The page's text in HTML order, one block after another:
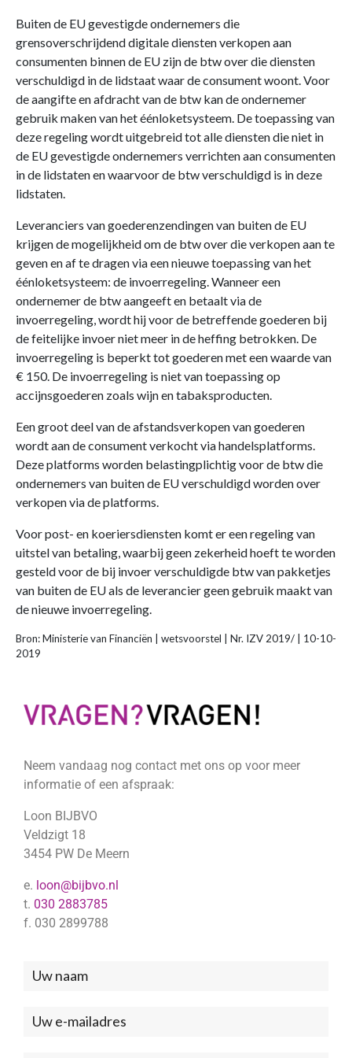
Buiten de EU gevestigde ondernemers die
grensoverschrijdend digitale diensten verkopen aan
consumenten binnen de EU zijn de btw over die diensten
verschuldigd in de lidstaat waar de consument woont. Voor
de aangifte en afdracht van de btw kan de ondernemer
gebruik maken van het éénloketsysteem. De toepassing van
deze regeling wordt uitgebreid tot alle diensten die niet in
de EU gevestigde ondernemers verrichten aan consumenten
in de lidstaten en waarvoor de btw verschuldigd is in deze
lidstaten.
Leveranciers van goederenzendingen van buiten de EU
krijgen de mogelijkheid om de btw over die verkopen aan te
geven en af te dragen via een nieuwe toepassing van het
éénloketsysteem: de invoerregeling. Wanneer een
ondernemer de btw aangeeft en betaalt via de
invoerregeling, wordt hij voor de betreffende goederen bij
de feitelijke invoer niet meer in de heffing betrokken. De
invoerregeling is beperkt tot goederen met een waarde van
€ 150. De invoerregeling is niet van toepassing op
accijnsgoederen zoals wijn en tabaksproducten.
Een groot deel van de afstandsverkopen van goederen
wordt aan de consument verkocht via handelsplatforms.
Deze platforms worden belastingplichtig voor de btw die
ondernemers van buiten de EU verschuldigd worden over
verkopen via de platforms.
Voor post- en koeriersdiensten komt er een regeling van
uitstel van betaling, waarbij geen zekerheid hoeft te worden
gesteld voor de bij invoer verschuldigde btw van pakketjes
van buiten de EU als de leverancier geen gebruik maakt van
de nieuwe invoerregeling.
Bron: Ministerie van Financiën | wetsvoorstel | Nr. IZV 2019/ | 10-10-
2019
Neem vandaag nog contact met ons op voor meer
informatie of een afspraak:
Loon BIJBVO
Veldzigt 18
3454 PW De Meern
e. loon@bijbvo.nl
t. 030 2883785
f. 030 2899788
Neem
met